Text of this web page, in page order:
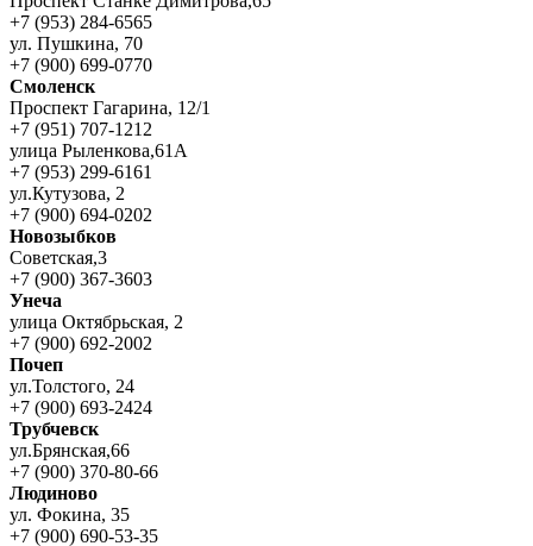
+7 (953) 284-6565
ул. Пушкина, 70
+7 (900) 699-0770
Смоленск
Проспект Гагарина, 12/1
+7 (951) 707-1212
улица Рыленкова,61А
+7 (953) 299-6161
ул.Кутузова, 2
+7 (900) 694-0202
Новозыбков
Советская,3
+7 (900) 367-3603
Унеча
улица Октябрьская, 2
+7 (900) 692-2002
Почеп
ул.Толстого, 24
+7 (900) 693-2424
Трубчевск
ул.Брянская,66
+7 (900) 370-80-66
Людиново
ул. Фокина, 35
+7 (900) 690-53-35